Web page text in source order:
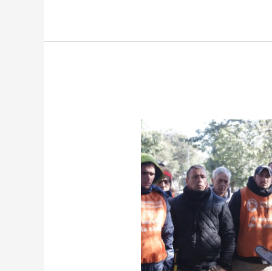
Capacitan
al
personal
dedicado
a
la
poda
y
mantenimiento
de
los
árboles